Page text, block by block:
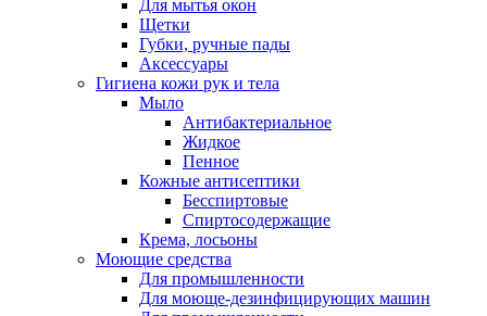
Для мытья окон
Щетки
Губки, ручные пады
Аксессуары
Гигиена кожи рук и тела
Мыло
Антибактериальное
Жидкое
Пенное
Кожные антисептики
Бесспиртовые
Cпиртосодержащие
Крема, лосьоны
Моющие средства
Для промышленности
Для моюще-дезинфицирующих машин